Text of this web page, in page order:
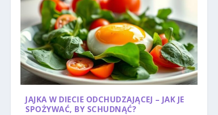
JAJKA W DIECIE ODCHUDZAJĄCEJ – JAK JE
SPOŻYWAĆ, BY SCHUDNĄĆ?